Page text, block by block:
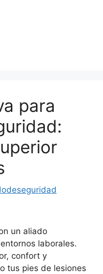
para
un aliado
laborales.
confort y
tus pies de lesiones